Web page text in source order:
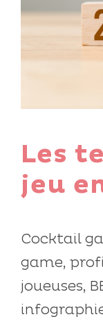
Les
jeu
Cocktail
game,
joueuses,